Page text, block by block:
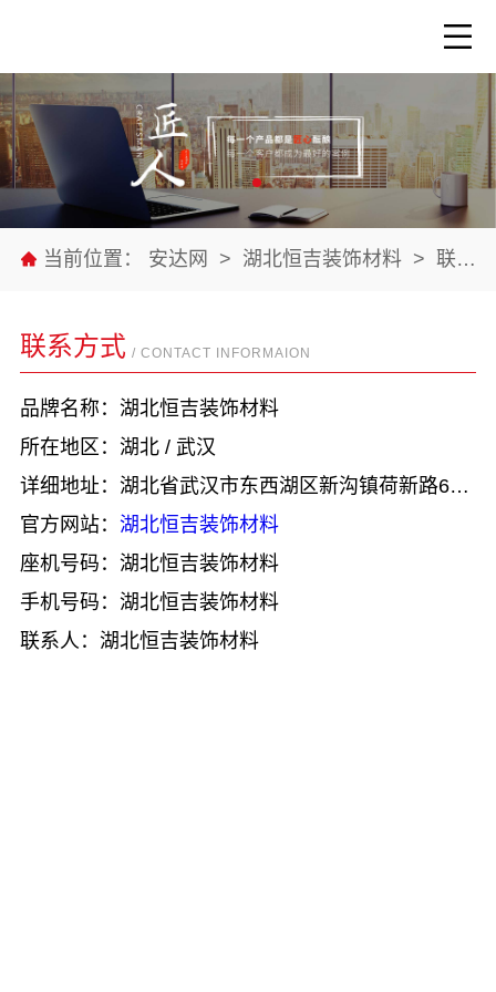
当前位置： 安达网 > 湖北恒吉装饰材料 > 联系我们
联系方式 / CONTACT INFORMAION
品牌名称：湖北恒吉装饰材料
所在地区：湖北 / 武汉
详细地址：湖北省武汉市东西湖区新沟镇荷新路6号欣怡小区2号楼1单元1层2号
官方网站： 湖北恒吉装饰材料
座机号码：湖北恒吉装饰材料
手机号码：湖北恒吉装饰材料
联系人：湖北恒吉装饰材料